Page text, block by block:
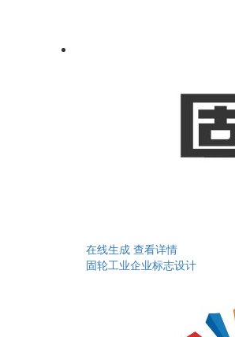
在线生成 查看详情
固轮工业企业标志设计